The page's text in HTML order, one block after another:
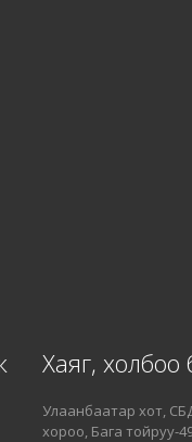
Хаяг, холбоо
Улаанбаатар хот,
хороо, Бага тойруу-